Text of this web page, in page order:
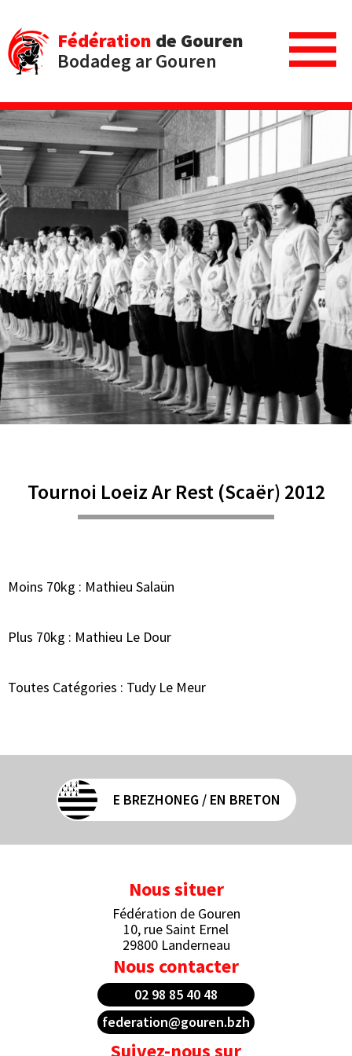
Fédération de Gouren
Bodadeg ar Gouren
Tournoi Loeiz Ar Rest (Scaër) 2012
Moins 70kg : Mathieu Salaün
Plus 70kg : Mathieu Le Dour
Toutes Catégories : Tudy Le Meur
E BREZHONEG / EN BRETON
Nous situer
Fédération de Gouren
10, rue Saint Ernel
29800 Landerneau
Nous contacter
02 98 85 40 48
federation@gouren.bzh
Suivez-nous sur